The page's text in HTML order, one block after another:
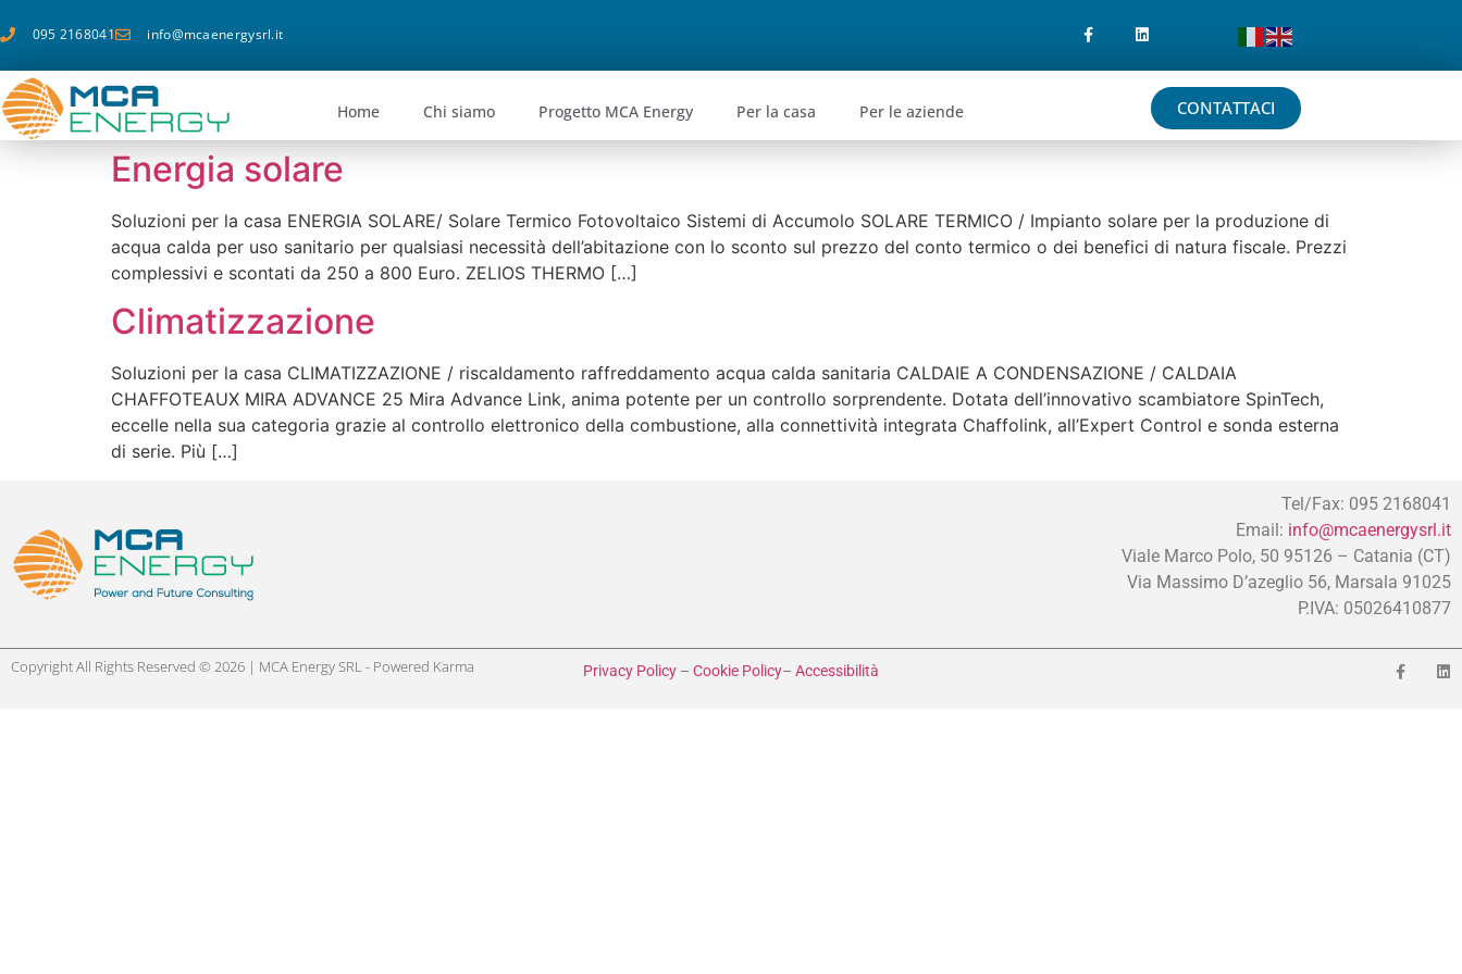
095 2168041 info@mcaenergysrl.it
Home Chi siamo Progetto MCA Energy Per la casa Per le aziende CONTATTACI
Energia solare
Soluzioni per la casa ENERGIA SOLARE/ Solare Termico Fotovoltaico Sistemi di Accumolo SOLARE TERMICO / Impianto solare per la produzione di
acqua calda per uso sanitario per qualsiasi necessità dell’abitazione con lo sconto sul prezzo del conto termico o dei benefici di natura fiscale. Prezzi
complessivi e scontati da 250 a 800 Euro. ZELIOS THERMO […]
Climatizzazione
Soluzioni per la casa CLIMATIZZAZIONE / riscaldamento raffreddamento acqua calda sanitaria CALDAIE A CONDENSAZIONE / CALDAIA
CHAFFOTEAUX MIRA ADVANCE 25 Mira Advance Link, anima potente per un controllo sorprendente. Dotata dell’innovativo scambiatore SpinTech,
eccelle nella sua categoria grazie al controllo elettronico della combustione, alla connettività integrata Chaffolink, all’Expert Control e sonda esterna
di serie. Più […]
Tel/Fax: 095 2168041
Email: info@mcaenergysrl.it
Viale Marco Polo, 50 95126 – Catania (CT)
Via Massimo D’azeglio 56, Marsala 91025
P.IVA: 05026410877
Copyright All Rights Reserved © 2026 | MCA Energy SRL - Powered Karma Privacy Policy– Cookie Policy– Accessibilità